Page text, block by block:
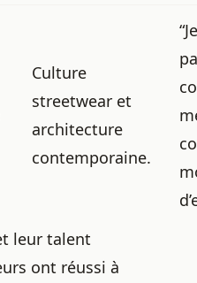
Culture
streetwear et
architecture
contemporaine.
leur talent
ont réussi à